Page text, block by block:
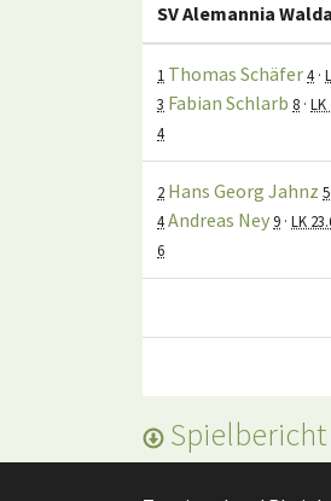
SV Alemannia
1 Thomas Schäfer4 ·
3 Fabian Schlarb 8 · LK
4
2 Hans Georg Jahnz 5
4Andreas Ney9 · LK
6
Spielbericht